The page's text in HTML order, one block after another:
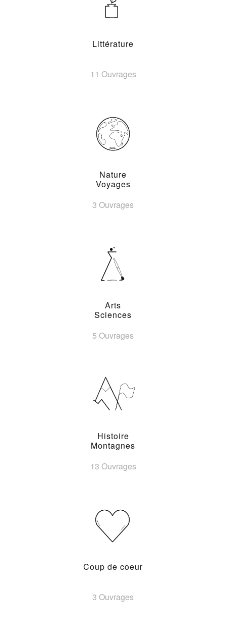
Littérature
11 Ouvrages
Nature
Voyages
3 Ouvrages
Arts
Sciences
5 Ouvrages
Histoire
Montagnes
13 Ouvrages
Coup de coeur
3 Ouvrages